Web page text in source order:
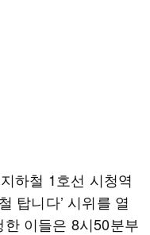
하철 1호선 시청역
탑니다’ 시위를 열
이들은 8시50분부